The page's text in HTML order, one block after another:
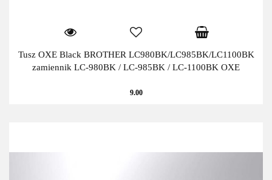
Tusz OXE Black BROTHER LC980BK/LC985BK/LC1100BK
zamiennik LC-980BK / LC-985BK / LC-1100BK OXE
9.00